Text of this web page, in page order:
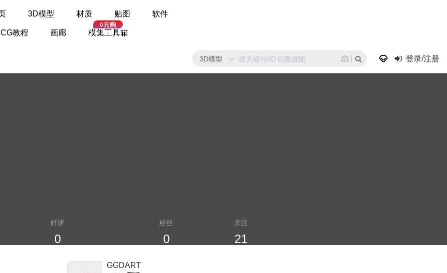
3D模型 材质 贴图 软件
CG教程 画廊 模集工具箱
3D模型 登录/注册
好评
0
关注
21
粉丝
0
GGDART